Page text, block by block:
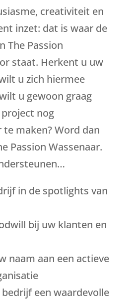
creativiteit en
inzet: dat is waar de
The Passion
staat. Herkent u uw
u zich hiermee
u gewoon graag
nog
maken? Word dan
Passion Wassenaar.
in de spotlights van
bij uw klanten en
naam aan een actieve
een waardevolle